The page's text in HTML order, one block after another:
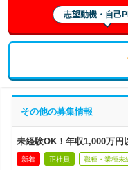
志望動機・自己
その他の募集情報
未経験OK！年収1,000万円
新着 正社員 職種・業種未